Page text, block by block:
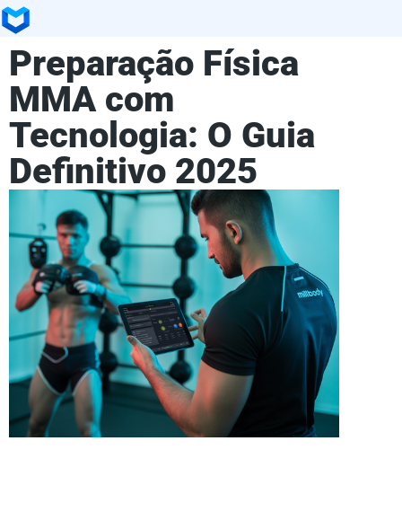
Preparação Física
MMA com
Tecnologia: O Guia
Definitivo 2025